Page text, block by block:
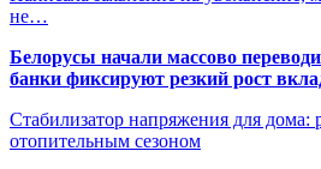
не…
Белорусы начали массово
банки фиксируют резкий рост
Стабилизатор напряжения для дома:
отопительным сезоном